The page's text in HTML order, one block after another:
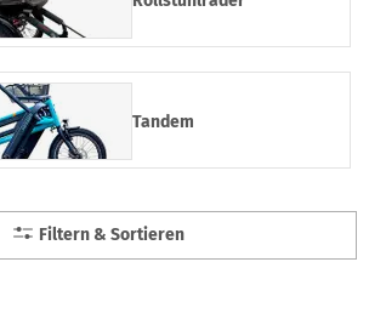
Tandem
Filtern & Sortieren